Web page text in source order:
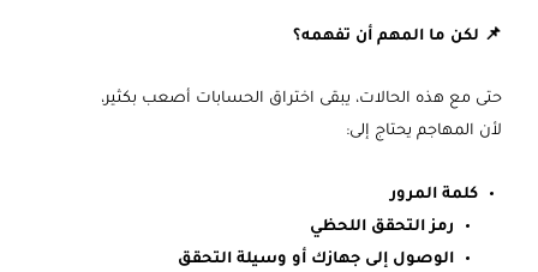
📌 لكن ما المهم أن تفهمه؟
حتى مع هذه الحالات، يبقى اختراق الحسابات أصعب بكثير،
لأن المهاجم يحتاج إلى:
كلمة المرور
رمز التحقق اللحظي
الوصول إلى جهازك أو وسيلة التحقق